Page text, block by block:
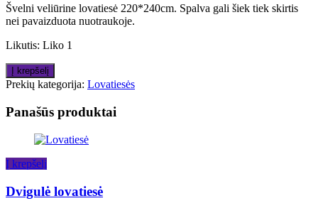
Švelni veliūrine lovatiesė 220*240cm. Spalva gali šiek tiek skirtis
nei pavaizduota nuotraukoje.
Likutis: Liko 1
Į krepšelį
Prekių kategorija: Lovatiesės
Panašūs produktai
Į krepšelį
Dvigulė lovatiesė